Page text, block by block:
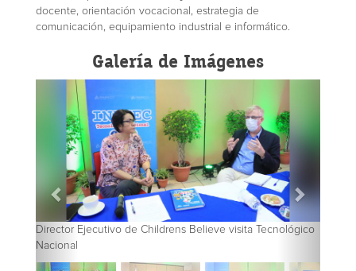
docente, orientación vocacional, estrategia de
comunicación, equipamiento industrial e informático.
Galería de Imágenes
Director Ejecutivo de Childrens Believe visita Tecnológico
Nacional